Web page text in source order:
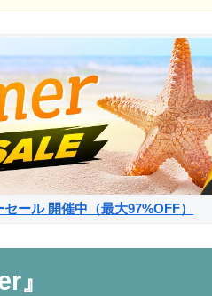
ール 開催中（最大97%OFF）
』